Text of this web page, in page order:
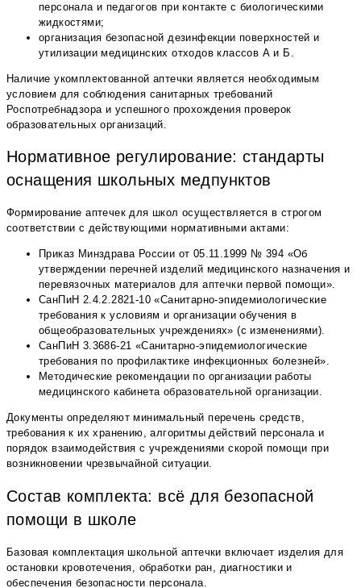
персонала и педагогов при контакте с биологическими
жидкостями;
организация безопасной дезинфекции поверхностей и
утилизации медицинских отходов классов А и Б.
Наличие укомплектованной аптечки является необходимым
условием для соблюдения санитарных требований
Роспотребнадзора и успешного прохождения проверок
образовательных организаций.
Нормативное регулирование: стандарты
оснащения школьных медпунктов
Формирование аптечек для школ осуществляется в строгом
соответствии с действующими нормативными актами:
Приказ Минздрава России от 05.11.1999 № 394 «Об
утверждении перечней изделий медицинского назначения и
перевязочных материалов для аптечки первой помощи».
СанПиН 2.4.2.2821-10 «Санитарно-эпидемиологические
требования к условиям и организации обучения в
общеобразовательных учреждениях» (с изменениями).
СанПиН 3.3686-21 «Санитарно-эпидемиологические
требования по профилактике инфекционных болезней».
Методические рекомендации по организации работы
медицинского кабинета образовательной организации.
Документы определяют минимальный перечень средств,
требования к их хранению, алгоритмы действий персонала и
порядок взаимодействия с учреждениями скорой помощи при
возникновении чрезвычайной ситуации.
Состав комплекта: всё для безопасной
помощи в школе
Базовая комплектация школьной аптечки включает изделия для
остановки кровотечения, обработки ран, диагностики и
обеспечения безопасности персонала.